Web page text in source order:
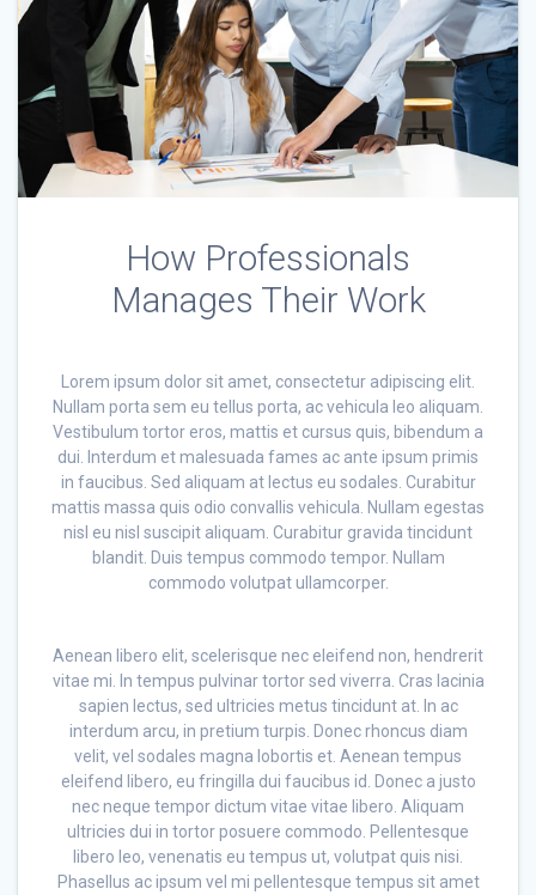
How Professionals
Manages Their Work
Lorem ipsum dolor sit amet, consectetur adipiscing elit.
Nullam porta sem eu tellus porta, ac vehicula leo aliquam.
Vestibulum tortor eros, mattis et cursus quis, bibendum a
dui. Interdum et malesuada fames ac ante ipsum primis
in faucibus. Sed aliquam at lectus eu sodales. Curabitur
mattis massa quis odio convallis vehicula. Nullam egestas
nisl eu nisl suscipit aliquam. Curabitur gravida tincidunt
blandit. Duis tempus commodo tempor. Nullam
commodo volutpat ullamcorper.
Aenean libero elit, scelerisque nec eleifend non, hendrerit
vitae mi. In tempus pulvinar tortor sed viverra. Cras lacinia
sapien lectus, sed ultricies metus tincidunt at. In ac
interdum arcu, in pretium turpis. Donec rhoncus diam
velit, vel sodales magna lobortis et. Aenean tempus
eleifend libero, eu fringilla dui faucibus id. Donec a justo
nec neque tempor dictum vitae vitae libero. Aliquam
ultricies dui in tortor posuere commodo. Pellentesque
libero leo, venenatis eu tempus ut, volutpat quis nisi.
Phasellus ac ipsum vel mi pellentesque tempus sit amet